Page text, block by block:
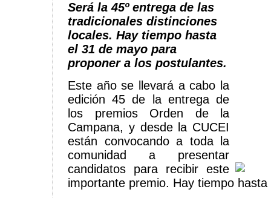
Será la 45º entrega de las
tradicionales distinciones
locales. Hay tiempo hasta
el 31 de mayo para
proponer a los postulantes.
Este año se llevará a cabo la
edición 45 de la entrega de
los premios Orden de la
Campana, y desde la CUCEI
están convocando a toda la
comunidad a presentar
candidatos para recibir este
importante premio. Hay tiempo